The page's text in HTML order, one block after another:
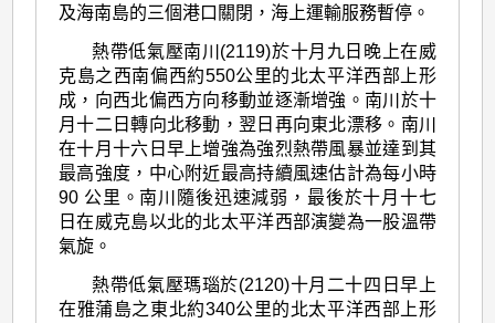
及海南島的三個港口關閉，海上運輸服務暫停。
熱帶低氣壓南川(2119)於十月九日晚上在威
克島之西南偏西約550公里的北太平洋西部上形
成，向西北偏西方向移動並逐漸增強。南川於十
月十二日轉向北移動，翌日再向東北漂移。南川
在十月十六日早上增強為強烈熱帶風暴並達到其
最高強度，中心附近最高持續風速估計為每小時
90 公里。南川隨後迅速減弱，最後於十月十七
日在威克島以北的北太平洋西部演變為一股溫帶
氣旋。
熱帶低氣壓瑪瑙於(2120)十月二十四日早上
在雅蒲島之東北約340公里的北太平洋西部上形